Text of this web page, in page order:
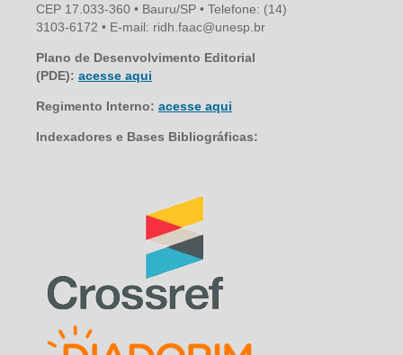
CEP 17.033-360 • Bauru/SP • Telefone: (14)
3103-6172 • E-mail: ridh.faac@unesp.br
Plano de Desenvolvimento Editorial
(PDE): acesse aqui
Regimento Interno: acesse aqui
Indexadores e Bases Bibliográficas: